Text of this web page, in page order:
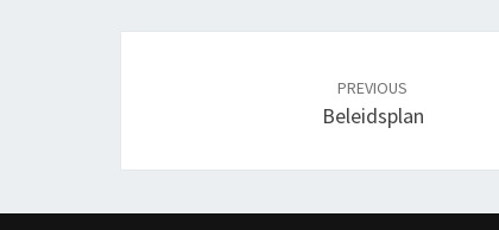
PREVIOUS
Beleidsplan